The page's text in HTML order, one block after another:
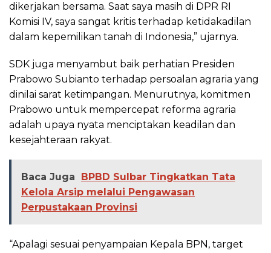
dikerjakan bersama. Saat saya masih di DPR RI
Komisi IV, saya sangat kritis terhadap ketidakadilan
dalam kepemilikan tanah di Indonesia,” ujarnya.
SDK juga menyambut baik perhatian Presiden
Prabowo Subianto terhadap persoalan agraria yang
dinilai sarat ketimpangan. Menurutnya, komitmen
Prabowo untuk mempercepat reforma agraria
adalah upaya nyata menciptakan keadilan dan
kesejahteraan rakyat.
Baca Juga
BPBD Sulbar Tingkatkan Tata
Kelola Arsip melalui Pengawasan
Perpustakaan Provinsi
“Apalagi sesuai penyampaian Kepala BPN, target